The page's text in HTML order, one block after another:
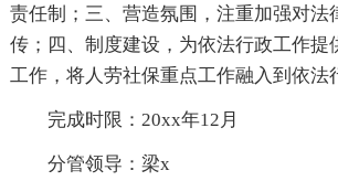
责任制；三、营造氛围，注重加强对法
传；四、制度建设，为依法行政工作提
工作，将人劳社保重点工作融入到依法
完成时限：20xx年12月
分管领导：梁x